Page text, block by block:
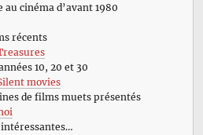
cinéma d’avant 1980
récents
10, 20 et 30
movies
de films muets présentés